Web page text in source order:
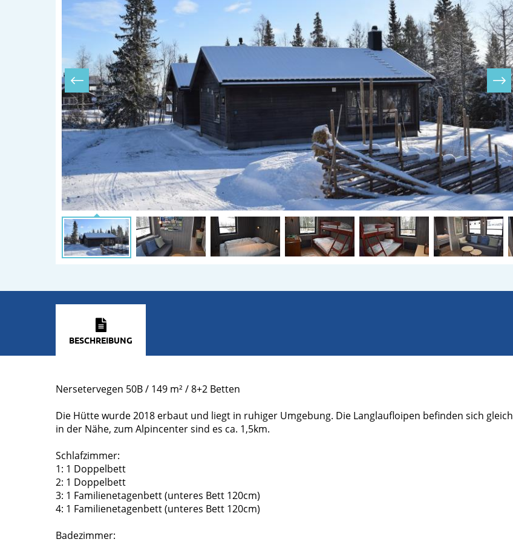
BESCHREIBUNG
Nersetervegen 50B / 149 m² / 8+2 Betten
Die Hütte wurde 2018 erbaut und liegt in ruhiger Umgebung. Die Langlaufloipen befinden sich gleich
in der Nähe, zum Alpincenter sind es ca. 1,5km.
Schlafzimmer:
1: 1 Doppelbett
2: 1 Doppelbett
3: 1 Familienetagenbett (unteres Bett 120cm)
4: 1 Familienetagenbett (unteres Bett 120cm)
Badezimmer: